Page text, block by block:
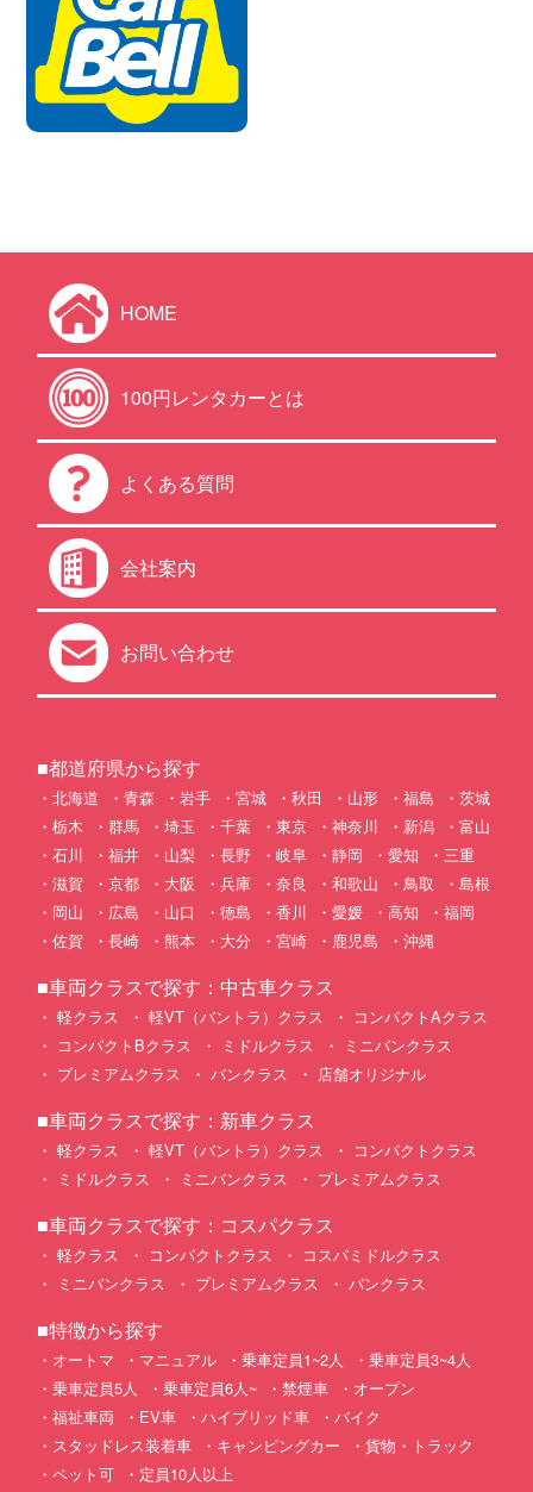
HOME
100円レンタカーとは
よくある質問
会社案内
お問い合わせ
■都道府県から探す
北海道 青森 岩手 宮城 秋田 山形 福島
茨城
栃木
群馬 埼玉 千葉 東京 神奈川 新潟
富山
石川
福井 山梨 長野 岐阜 静岡 愛知
三重
滋賀
京都 大阪 兵庫 奈良 和歌山 鳥取
島根
岡山
広島 山口 徳島 香川 愛媛 高知
福岡
佐賀
長崎 熊本 大分 宮崎 鹿児島 沖縄
■車両クラスで探す：中古車クラス
軽クラス 軽VT（バントラ）クラス
コンパクトAクラス
コンパクトBクラス
ミドルクラス
ミニバンクラス
プレミアムクラス
バンクラス 店舗オリジナル
■車両クラスで探す：新車クラス
軽クラス 軽VT（バントラ）クラス
コンパクトクラス
ミドルクラス
ミニバンクラス プレミアムクラス
■車両クラスで探す：コスパクラス
軽クラス コンパクトクラス
コスパミドルクラス
ミニバンクラス
プレミアムクラス バンクラス
■特徴から探す
オートマ マニュアル 乗車定員1~2人
乗車定員3~4人
乗車定員5人
乗車定員6人~ 禁煙車
オープン
福祉車両
EV車 ハイブリッド車
バイク
スタッドレス装着車
キャンピングカー
貨物・トラック
ペット可
定員10人以上